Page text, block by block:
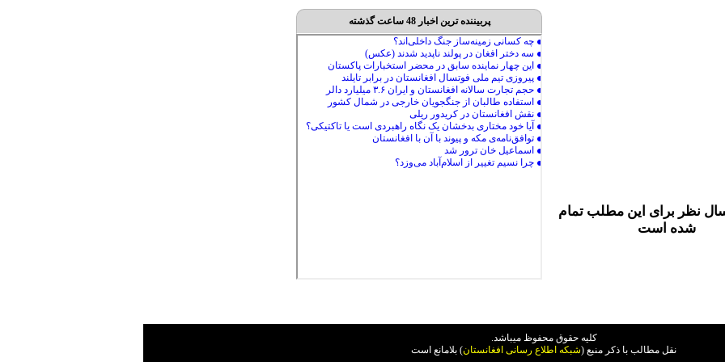
نظر برای این مطلب تمام
شده است
پربیننده ترین اخبار 48 ساعت گذشته
کليه حقوق محفوظ ميباشد.
نقل مطالب با ذکر منبع (شبکه اطلاع رسانی افغانستان) بلامانع است